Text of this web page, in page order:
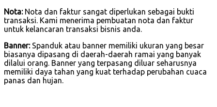
Nota:Nota dan faktur sangat diperlukan sebagai bukti
transaksi. Kami menerima pembuatan nota dan faktur
untuk kelancaran transaksi bisnis anda.
Banner:Spanduk atau banner memiliki ukuran yang besar
biasanya dipasang di daerah-daerah ramai yang banyak
dilalui orang. Banner yang terpasang diluar seharusnya
memiliki daya tahan yang kuat terhadap perubahan cuaca
panas dan hujan.